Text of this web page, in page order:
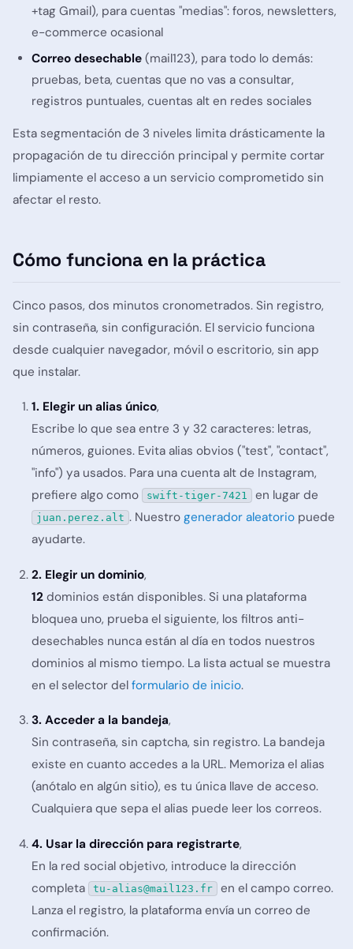
+tag Gmail), para cuentas "medias": foros, newsletters,
e-commerce ocasional
Correo desechable (mail123), para todo lo demás:
pruebas, beta, cuentas que no vas a consultar,
registros puntuales, cuentas alt en redes sociales
Esta segmentación de 3 niveles limita drásticamente la
propagación de tu dirección principal y permite cortar
limpiamente el acceso a un servicio comprometido sin
afectar el resto.
Cómo funciona en la práctica
Cinco pasos, dos minutos cronometrados. Sin registro,
sin contraseña, sin configuración. El servicio funciona
desde cualquier navegador, móvil o escritorio, sin app
que instalar.
1. Elegir un alias único,
Escribe lo que sea entre 3 y 32 caracteres: letras,
números, guiones. Evita alias obvios ("test", "contact",
"info") ya usados. Para una cuenta alt de Instagram,
prefiere algo como
swift-tiger-7421 en lugar de
juan.perez.alt . Nuestro generador aleatoriopuede
ayudarte.
2. Elegir un dominio,
12 dominios están disponibles. Si una plataforma
bloquea uno, prueba el siguiente, los filtros anti-
desechables nunca están al día en todos nuestros
dominios al mismo tiempo. La lista actual se muestra
en el selector del formulario de inicio.
3. Acceder a la bandeja,
Sin contraseña, sin captcha, sin registro. La bandeja
existe en cuanto accedes a la URL. Memoriza el alias
(anótalo en algún sitio), es tu única llave de acceso.
Cualquiera que sepa el alias puede leer los correos.
4. Usar la dirección para registrarte,
En la red social objetivo, introduce la dirección
completa
tu-alias@mail123.fr en el campo correo.
Lanza el registro, la plataforma envía un correo de
confirmación.